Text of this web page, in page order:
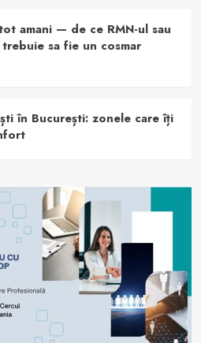
amani — de ce RMN-ul sau
sa fie un cosmar
în București: zonele care îți